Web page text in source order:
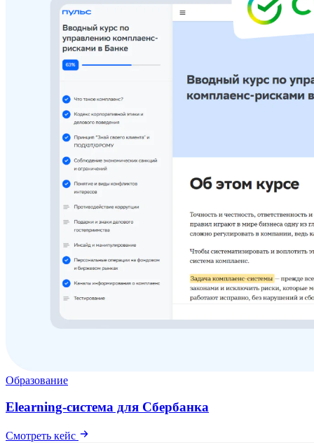
Образование
Elearning-система для Сбербанка
Смотреть кейс